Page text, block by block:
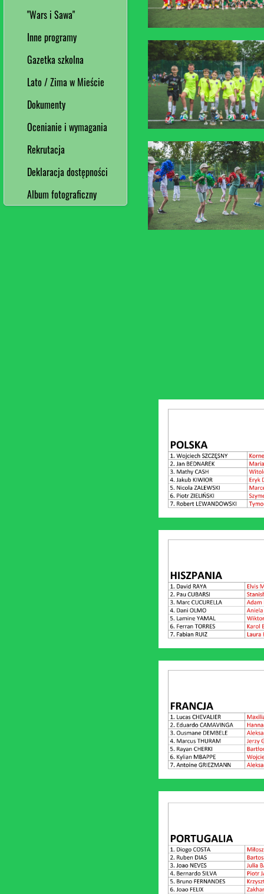
"Wars i Sawa"
Inne programy
Gazetka szkolna
Lato / Zima w Mieście
Dokumenty
Ocenianie i wymagania
Rekrutacja
Deklaracja dostępności
Album fotograficzny